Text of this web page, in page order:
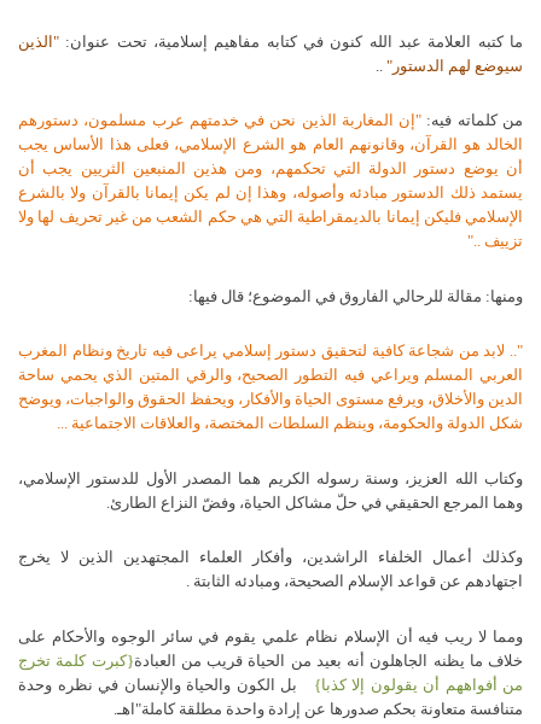
ما كتبه العلامة عبد الله كنون في كتابه مفاهيم إسلامية، تحت عنوان: "الذين
سيوضع لهم الدستور"
من كلماته فيه: "إن المغاربة الذين نحن في خدمتهم عرب مسلمون، دستورهم
الخالد هو القرآن، وقانونهم العام هو الشرع الإسلامي، فعلى هذا الأساس يجب
أن يوضع دستور الدولة التي تحكمهم، ومن هذين المنبعين الثريين يجب أن
يستمد ذلك الدستور مبادئه وأصوله، وهذا إن لم يكن إيمانا بالقرآن ولا بالشرع
الإسلامي فليكن إيمانا بالديمقراطية التي هي حكم الشعب من غير تحريف لها ولا
تزييف .."
ومنها: مقالة للرحالي الفاروق في الموضوع؛ قال فيها:
".. لابد من شجاعة كافية لتحقيق دستور إسلامي يراعى فيه تاريخ ونظام المغرب
العربي المسلم ويراعي فيه التطور الصحيح، والرقي المتين الذي يحمي ساحة
الدين والأخلاق، ويرفع مستوى الحياة والأفكار، ويحفظ الحقوق والواجبات، ويوضح
شكل الدولة والحكومة، وينظم السلطات المختصة، والعلاقات الاجتماعية ...
وكتاب الله العزيز، وسنة رسوله الكريم هما المصدر الأول للدستور الإسلامي،
وهما المرجع الحقيقي في حلّ مشاكل الحياة، وفضّ النزاع الطارئ.
وكذلك أعمال الخلفاء الراشدين، وأفكار العلماء المجتهدين الذين لا يخرج
اجتهادهم عن قواعد الإسلام الصحيحة، ومبادئه الثابتة .
ومما لا ريب فيه أن الإسلام نظام علمي يقوم في سائر الوجوه والأحكام على
خلاف ما يظنه الجاهلون أنه بعيد من الحياة قريب من العبادة{كبرت كلمة تخرج
من أفواههم أن يقولون إلا كذبا} بل الكون والحياة والإنسان في نظره وحدة
متنافسة متعاونة بحكم صدورها عن إرادة واحدة مطلقة كاملة"اهـ.